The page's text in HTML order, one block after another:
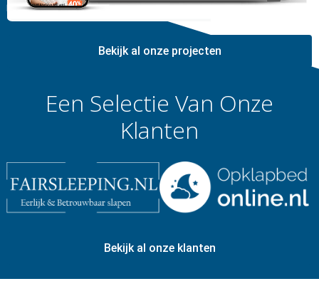
Bekijk al onze projecten
Een Selectie Van Onze
Klanten
Bekijk al onze klanten